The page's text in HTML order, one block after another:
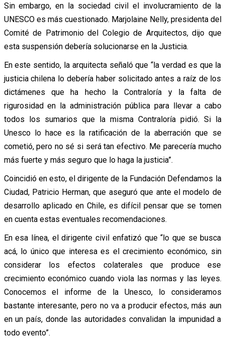
Sin embargo, en la sociedad civil el involucramiento de la
UNESCO es más cuestionado. Marjolaine Nelly, presidenta del
Comité de Patrimonio del Colegio de Arquitectos, dijo que
esta suspensión debería solucionarse en la Justicia.
En este sentido, la arquitecta señaló que “la verdad es que la
justicia chilena lo debería haber solicitado antes a raíz de los
dictámenes que ha hecho la Contraloría y la falta de
rigurosidad en la administración pública para llevar a cabo
todos los sumarios que la misma Contraloría pidió. Si la
Unesco lo hace es la ratificación de la aberración que se
cometió, pero no sé si será tan efectivo. Me parecería mucho
más fuerte y más seguro que lo haga la justicia”.
Coincidió en esto, el dirigente de la Fundación Defendamos la
Ciudad, Patricio Herman, que aseguró que ante el modelo de
desarrollo aplicado en Chile, es difícil pensar que se tomen
en cuenta estas eventuales recomendaciones.
En esa línea, el dirigente civil enfatizó que “lo que se busca
acá, lo único que interesa es el crecimiento económico, sin
considerar los efectos colaterales que produce ese
crecimiento económico cuando viola las normas y las leyes.
Conocemos el informe de la Unesco, lo consideramos
bastante interesante, pero no va a producir efectos, más aun
en un país, donde las autoridades convalidan la impunidad a
todo evento”.